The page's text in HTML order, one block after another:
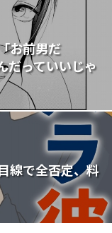
お前男だ
だっていいじゃ
線で全否定、料